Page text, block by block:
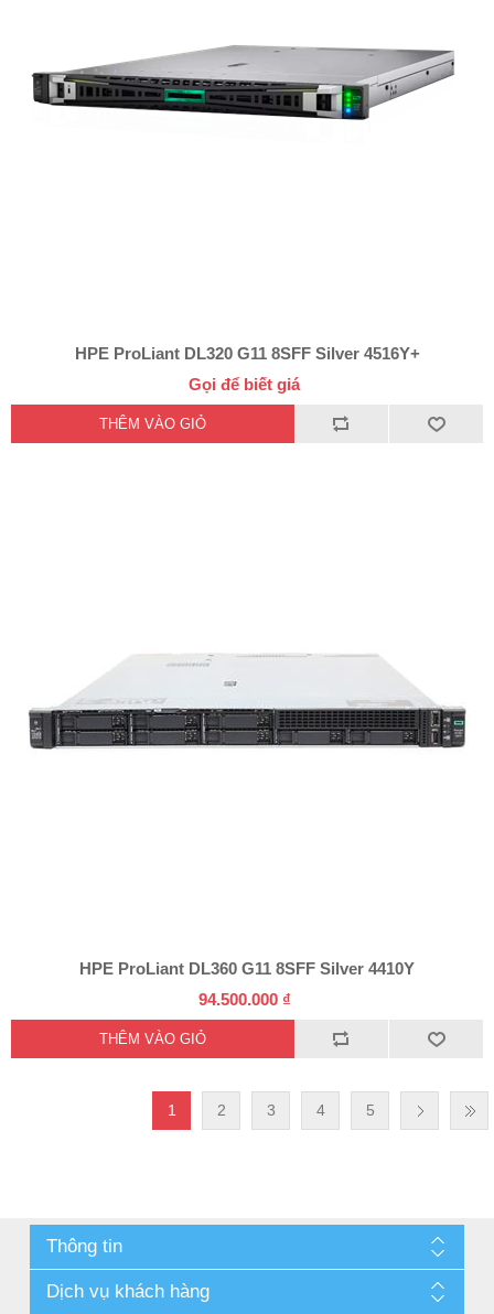
HPE ProLiant DL320 G11 8SFF Silver 4516Y+
Gọi để biết giá
HPE ProLiant DL360 G11 8SFF Silver 4410Y
94.500.000 ₫
1 2 3 4 5
Thông tin
Dịch vụ khách hàng